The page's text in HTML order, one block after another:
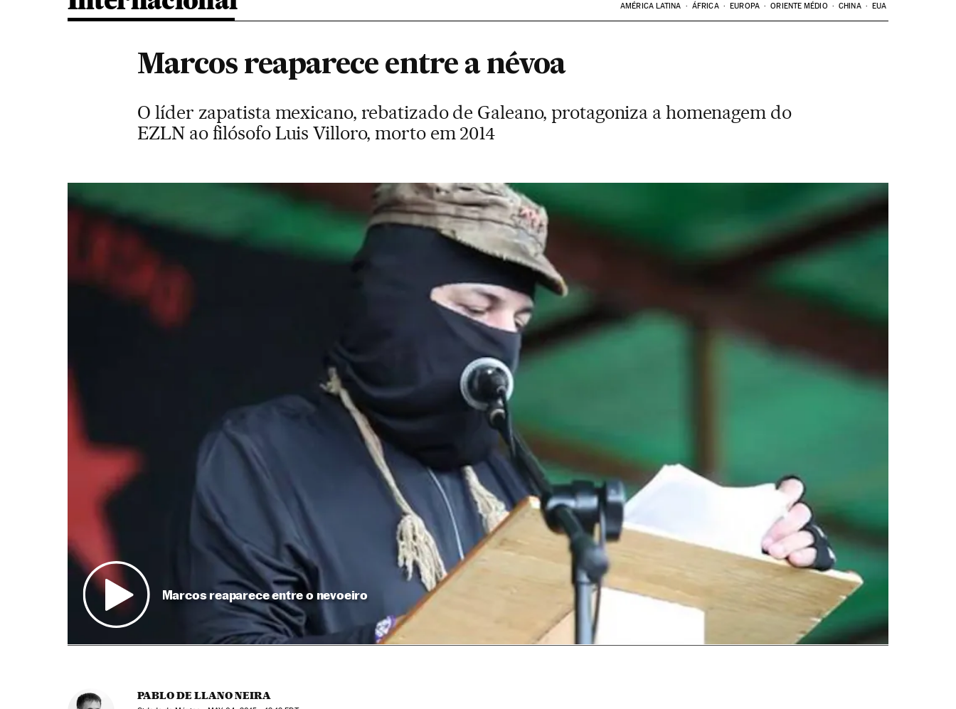
AMÉRICA LATINA ÁFRICA EUROPA ORIENTE MÉDIO CHINA EUA
Marcos reaparece entre a névoa
O líder zapatista mexicano, rebatizado de Galeano, protagoniza a homenagem do
EZLN ao filósofo Luis Villoro, morto em 2014
Marcos reaparece entre o nevoeiro
PABLO DE LLANO NEIRA